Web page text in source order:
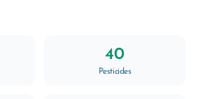
40
Pesticides